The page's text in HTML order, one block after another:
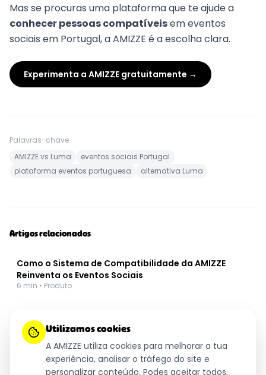
Mas se procuras uma plataforma que te ajude a
conhecer pessoas compatíveisem eventos
sociais em Portugal, a AMIZZE é a escolha clara.
Experimenta a AMIZZE gratuitamente →
Palavras-chave:
AMIZZE vs Luma
eventos sociais Portugal
plataforma eventos portuguesa
alternativa Luma
Artigos relacionados
Como o Sistema de Compatibilidade da AMIZZE
Reinventa os Eventos Sociais
6 min • Produto
Porque a AMIZZE é a Melhor Alternativa ao Meetup
em Portugal
min •Comparação
Eventos Sociais em Lisboa: Como Conhecer Pessoas
Utilizamos cookies
A AMIZZE utiliza cookies para melhorar a tua
experiência, analisar o tráfego do site e
personalizar conteúdo. Podes aceitar todos,